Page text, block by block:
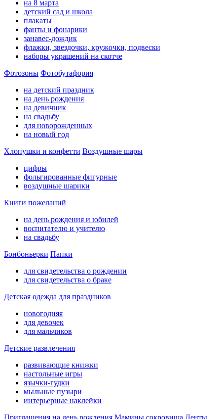
на 8 марта
детский сад и школа
плакаты
фанты и фонарики
занавес-дождик
флажки, звездочки, кружочки, подвески
наборы украшений на скотче
Фотозоны Фотобутафория
на детский праздник
на день рождения
на девичник
на свадьбу
для новорожденных
на новый год
Хлопушки и конфетти Воздушные шары
цифры
фольгированные фигурные
воздушные шарики
Книги пожеланий
на день рождения и юбилей
воспитателю и учителю
на свадьбу
Бонбоньерки Папки
для свидетельства о рождении
для свидетельства о браке
Детская одежда для праздников
новогодняя
для девочек
для мальчиков
Детские развлечения
развивающие книжки
настольные игры
язычки-гудки
мыльные пузыри
интерьерные наклейки
Приглашения на день рождения Мамины сокровища Ленты,